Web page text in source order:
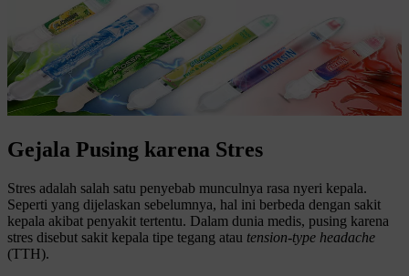
Gejala Pusing karena Stres
Stres adalah salah satu penyebab munculnya rasa nyeri kepala.
Seperti yang dijelaskan sebelumnya, hal ini berbeda dengan sakit
kepala akibat penyakit tertentu. Dalam dunia medis, pusing karena
stres disebut sakit kepala tipe tegang atau tension-type headache
(TTH).